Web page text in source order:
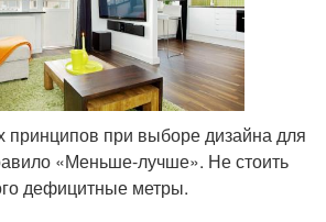
при выборе дизайна для
«Меньше-лучше». Не стоить
дефицитные метры.